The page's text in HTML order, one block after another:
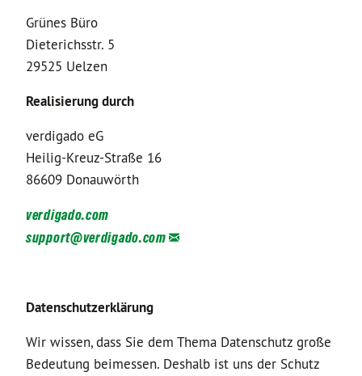
Grünes Büro
Dieterichsstr. 5
29525 Uelzen
Realisierung durch
verdigado eG
Heilig-Kreuz-Straße 16
86609 Donauwörth
verdigado.com
support@verdigado.com
Datenschutzerklärung
Wir wissen, dass Sie dem Thema Datenschutz große
Bedeutung beimessen. Deshalb ist uns der Schutz